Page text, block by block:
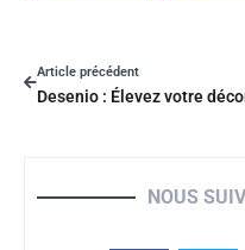
Article précédent
NOUS